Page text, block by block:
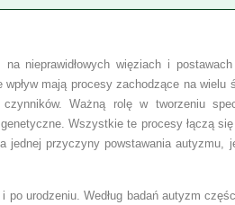
nieprawidłowych więziach i
mają procesy zachodzące na wielu
Ważną rolę w tworzeniu
Wszystkie te procesy łączą
przyczyny powstawania autyzmu,
urodzeniu. Według badań autyzm